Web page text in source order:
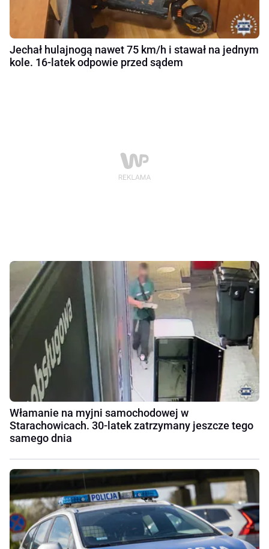
Jechał hulajnogą nawet 75 km/h i stawał na jednym
kole. 16-latek odpowie przed sądem
Włamanie na myjni samochodowej w
Starachowicach. 30-latek zatrzymany jeszcze tego
samego dnia